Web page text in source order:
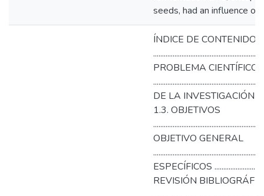
seeds, had an influence
ÍNDICE DE
PROBLEMA CIENTÍFICO
DE LA INVESTIGACIÓN
1.3. OBJETIVOS
OBJETIVO GENERAL
ESPECÍFICOS
REVISIÓN